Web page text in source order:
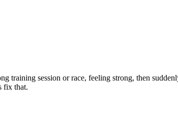
training session or race, feeling strong, then
fix that.